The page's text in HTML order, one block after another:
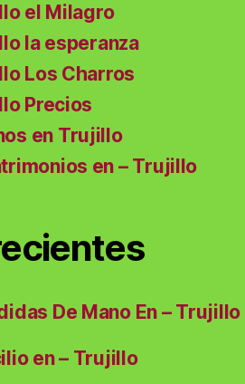
el Milagro
la esperanza
Los Charros
Precios
en Trujillo
en – Trujillo
De Mano En – Trujillo
en – Trujillo